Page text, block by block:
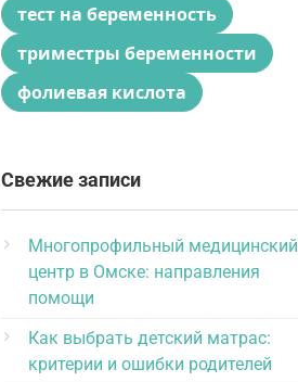
тест на беременность
триместры беременности
фолиевая кислота
Свежие записи
Многопрофильный медицинский
центр в Омске: направления
помощи
Как выбрать детский матрас:
критерии и ошибки родителей